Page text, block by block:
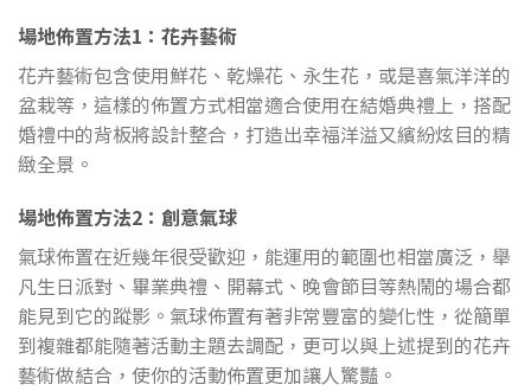
場地佈置方法1：花卉藝術
花卉藝術包含使用鮮花、乾燥花、永生花，或是喜氣洋洋的
盆栽等，這樣的佈置方式相當適合使用在結婚典禮上，搭配
婚禮中的背板將設計整合，打造出幸福洋溢又繽紛炫目的精
緻全景。
場地佈置方法2：創意氣球
氣球佈置在近幾年很受歡迎，能運用的範圍也相當廣泛，舉
凡生日派對、畢業典禮、開幕式、晚會節目等熱鬧的場合都
能見到它的蹤影。氣球佈置有著非常豐富的變化性，從簡單
到複雜都能隨著活動主題去調配，更可以與上述提到的花卉
藝術做結合，使你的活動佈置更加讓人驚豔。